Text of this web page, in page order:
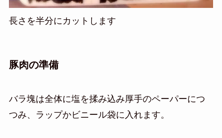
長さを半分にカットします
豚肉の準備
バラ塊は全体に塩を揉み込み厚手のペーパーにつ
つみ、ラップかビニール袋に入れます。